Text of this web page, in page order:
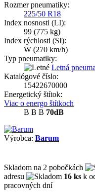
Rozmer pneumatiky:
225/50 R18
Index nosnosti (LI):
99 (775 kg)
Index rýchlosti (SI):
W (270 km/h)
Typ pneumatiky:
Letná
Katalógové číslo:
15422670000
Energetický štítok:
Viac o energo štítkoch
B B B 70dB
Výrobca: Barum
Skladom na 2 pobočkách
adresu
16 ks k
pracovných dní